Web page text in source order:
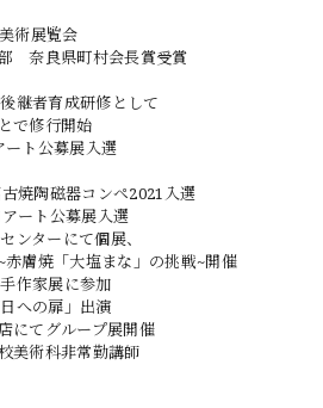
展覧会
村会長賞受賞
継者育成研修として
修行開始
公募展入選
焼陶磁器コンペ2021入選
ート公募展入選
ターにて個展、
「大塩まな」の挑戦~開催
作家展に参加
への扉」出演
グループ展開催
術科非常勤講師